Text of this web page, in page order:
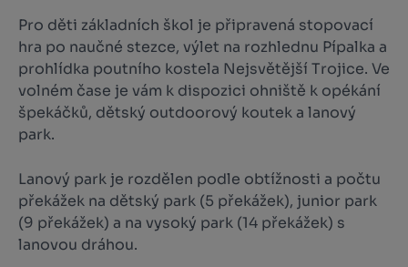
Pro děti základních škol je připravená stopovací
hra po naučné stezce, výlet na rozhlednu Pípalka a
prohlídka poutního kostela Nejsvětější Trojice. Ve
volném čase je vám k dispozici ohniště k opékání
špekáčků, dětský outdoorový koutek a lanový
park.
Lanový park je rozdělen podle obtížnosti a počtu
překážek na dětský park (5 překážek), junior park
(9 překážek) a na vysoký park (14 překážek) s
lanovou dráhou.